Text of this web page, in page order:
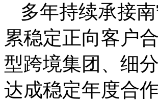
多年持续承接
累稳定正向客户
型跨境集团、细
达成稳定年度合